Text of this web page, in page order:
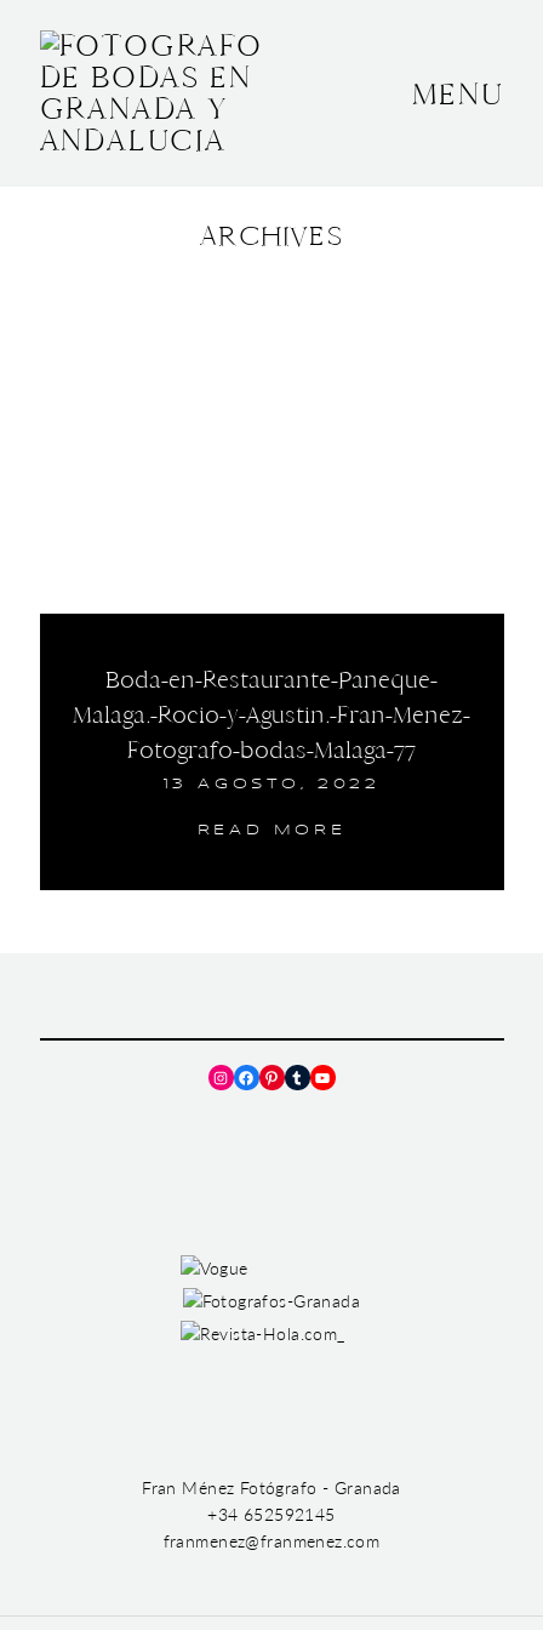
MENU
ARCHIVES
Boda-en-Restaurante-Paneque-
Malaga.-Rocio-y-Agustin.-Fran-Menez-
Fotografo-bodas-Malaga-77
13 AGOSTO, 2022
READ MORE
BODAS
Instagram
Facebook
Pinterest
TumblrYouTube
Fran Ménez Fotógrafo - Granada
+34 652592145
franmenez@franmenez.com